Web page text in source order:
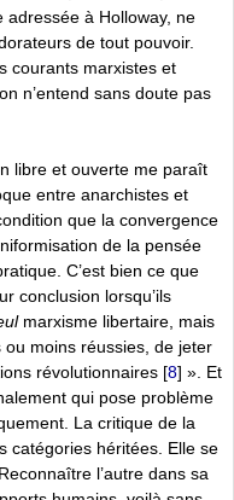
adressée à Holloway, ne
de tout pouvoir.
courants marxistes et
n’entend sans doute pas
libre et ouverte me paraît
entre anarchistes et
que la convergence
de la pensée
C’est bien ce que
conclusion lorsqu’ils
marxisme libertaire, mais
moins réussies, de jeter
révolutionnaires [8] ». Et
qui pose problème
La critique de la
catégories héritées. Elle se
l’autre dans sa